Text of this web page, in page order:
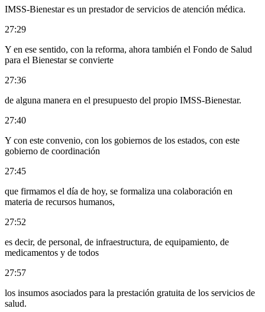
IMSS-Bienestar es un prestador de servicios de atención médica.
27:29
Y en ese sentido, con la reforma, ahora también el Fondo de Salud
para el Bienestar se convierte
27:36
de alguna manera en el presupuesto del propio IMSS-Bienestar.
27:40
Y con este convenio, con los gobiernos de los estados, con este
gobierno de coordinación
27:45
que firmamos el día de hoy, se formaliza una colaboración en
materia de recursos humanos,
27:52
es decir, de personal, de infraestructura, de equipamiento, de
medicamentos y de todos
27:57
los insumos asociados para la prestación gratuita de los servicios de
salud.